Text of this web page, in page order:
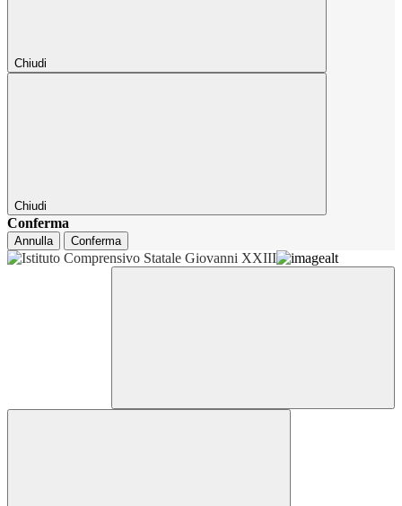
Chiudi
Chiudi
Conferma
Annulla Conferma